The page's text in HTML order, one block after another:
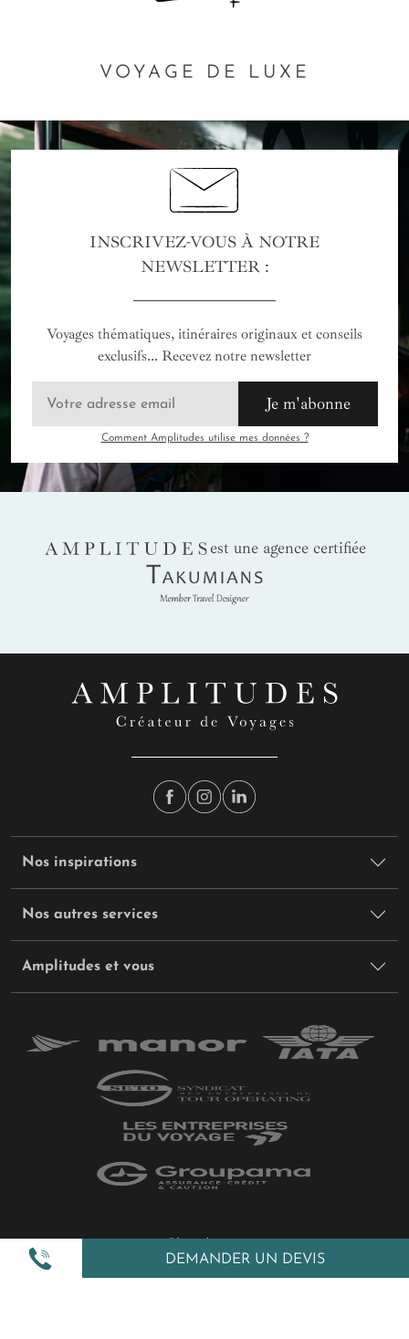
DEMANDER UN DEVIS
VOYAGE DE LUXE
INSCRIVEZ-VOUS À NOTRE
NEWSLETTER :
Voyages thématiques, itinéraires originaux et conseils
exclusifs... Recevez notre newsletter
Je m'abonne
Comment Amplitudes utilise mes données ?
AMPLITUDES
est une agence certifiée
Takumians
Nos inspirations
Nos autres services
Amplitudes et vous
Politique de confidentialité